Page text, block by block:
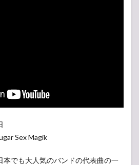
Sex Magik
本でも大人気のバンドの代表曲の一